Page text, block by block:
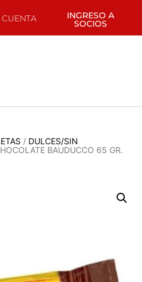
INGRESO A
SOCIOS
/ DULCES/SIN
BAUDUCCO 65 GR.